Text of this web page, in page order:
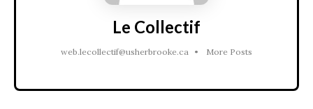
Le Collectif
web.lecollectif@usherbrooke.ca • More Posts